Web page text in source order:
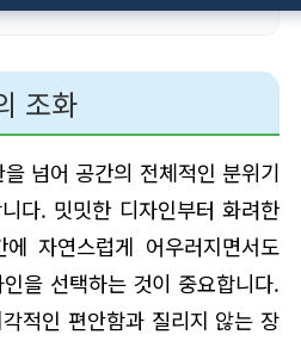
조화
넘어 공간의 전체적인 분위기
다. 밋밋한 디자인부터 화려한
자연스럽게 어우러지면서도
을 선택하는 것이 중요합니다.
적인 편안함과 질리지 않는 장